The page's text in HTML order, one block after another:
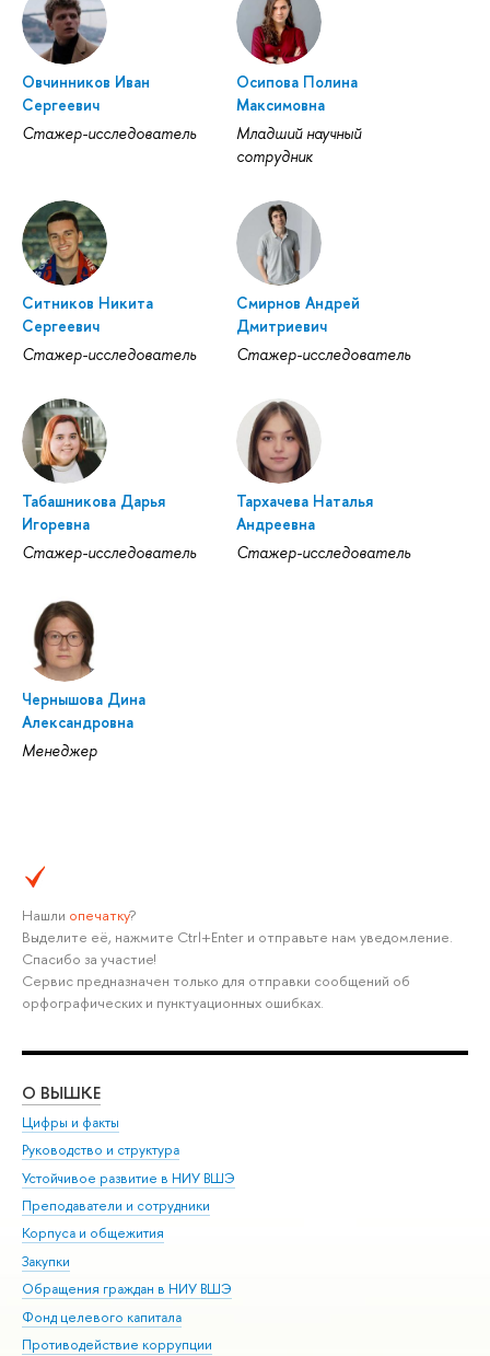
Овчинников Иван
Сергеевич
Стажер-исследователь
Осипова Полина
Максимовна
Младший научный
сотрудник
Ситников Никита
Сергеевич
Стажер-исследователь
Смирнов Андрей
Дмитриевич
Стажер-исследователь
Табашникова Дарья
Игоревна
Стажер-исследователь
Тархачева Наталья
Андреевна
Стажер-исследователь
Чернышова Дина
Александровна
Менеджер
Нашли опечатку?
Выделите её, нажмите Ctrl+Enter и отправьте нам уведомление.
Спасибо за участие!
Сервис предназначен только для отправки сообщений об
орфографических и пунктуационных ошибках.
О ВЫШКЕ
Цифры и факты
Руководство и структура
Устойчивое развитие в НИУ ВШЭ
Преподаватели и сотрудники
Корпуса и общежития
Закупки
Обращения граждан в НИУ ВШЭ
Фонд целевого капитала
Противодействие коррупции